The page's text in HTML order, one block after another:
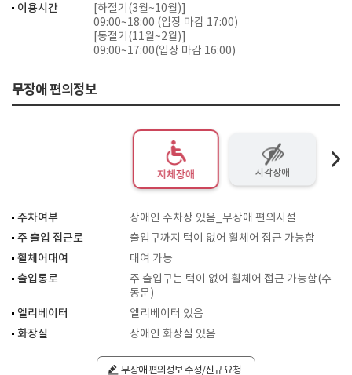
이용시간
[하절기(3월~10월)]
09:00~18:00 (입장 마감 17:00)
[동절기(11월~2월)]
09:00~17:00(입장 마감 16:00)
무장애 편의정보
지체장애 시각장애
주차여부
장애인 주차장 있음_무장애 편의시설
주 출입 접근로
출입구까지 턱이 없어 휠체어 접근 가능함
휠체어대여
대여 가능
출입통로
주 출입구는 턱이 없어 휠체어 접근 가능함(수
동문)
엘리베이터
엘리베이터 있음
화장실
장애인 화장실 있음
무장애 편의정보 수정/신규 요청